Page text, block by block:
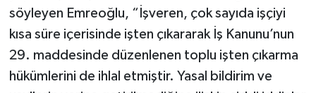
söyleyen Emreoğlu, “İşveren, çok sayıda işçiyi
kısa süre içerisinde işten çıkararak İş Kanunu’nun
29. maddesinde düzenlenen toplu işten çıkarma
hükümlerini de ihlal etmiştir. Yasal bildirim ve